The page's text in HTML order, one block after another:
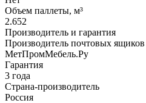
Объем паллеты, м³
2.652
Производитель и гарантия
Производитель почтовых ящиков
МетПромМебель.Ру
Гарантия
3 года
Страна-производитель
Россия